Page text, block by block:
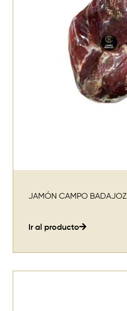
JAMÓN CAMPO
Ir al producto